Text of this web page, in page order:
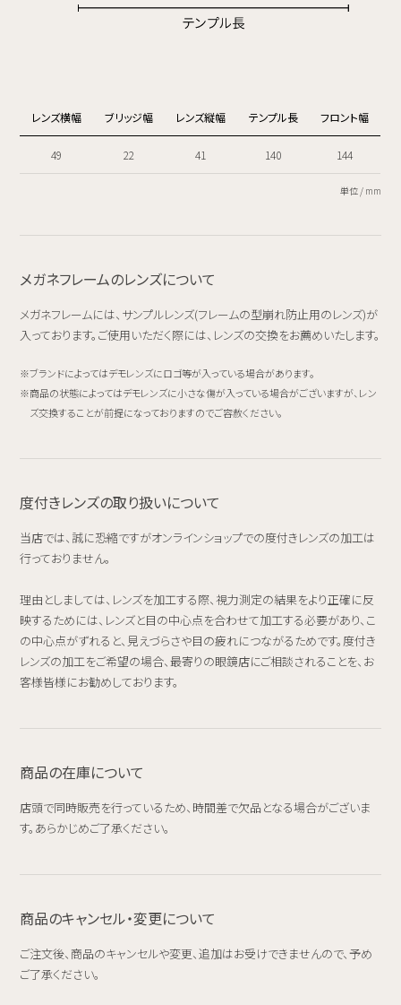
レンズ横幅 ブリッジ幅 レンズ縦幅 テンプル長 フロント幅
49 22 41 140 144
単位 / mm
メガネフレームのレンズについて
メガネフレームには、サンプルレンズ(フレームの型崩れ防止用のレンズ)が
入っております。ご使用いただく際には、レンズの交換をお薦めいたします。
ブランドによってはデモレンズにロゴ等が入っている場合があります。
商品の状態によってはデモレンズに小さな傷が入っている場合がございますが、レン
ズ交換することが前提になっておりますのでご容赦ください。
度付きレンズの取り扱いについて
当店では、誠に恐縮ですがオンラインショップでの度付きレンズの加工は
行っておりません。
理由としましては、レンズを加工する際、視力測定の結果をより正確に反
映するためには、レンズと目の中心点を合わせて加工する必要があり、こ
の中心点がずれると、見えづらさや目の疲れにつながるためです。度付き
レンズの加工をご希望の場合、最寄りの眼鏡店にご相談されることを、お
客様皆様にお勧めしております。
商品の在庫について
店頭で同時販売を行っているため、時間差で欠品となる場合がございま
す。あらかじめご了承ください。
商品のキャンセル・変更について
ご注文後、商品のキャンセルや変更、追加はお受けできませんので、予め
ご了承ください。